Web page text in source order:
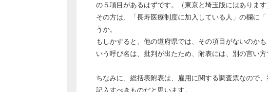
の５項目があるはずです。（東京と埼玉版にはあります
その方は、「長寿医療制度に加入している人」の欄に
うか。
もしかすると、他の道府県では、その項目がないのか
いう呼び名は、批判が出たため、附表には、別の言い
ちなみに、総括表附表は、 雇用に関する調査票なので、
記入すべきものだと思います。